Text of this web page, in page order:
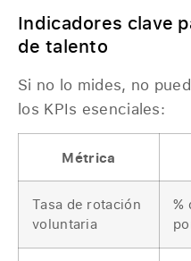
Indicadores clave
de talento
Si no lo mides, no
los KPIs esenciales:
Métrica
Tasa de rotación
voluntaria
%